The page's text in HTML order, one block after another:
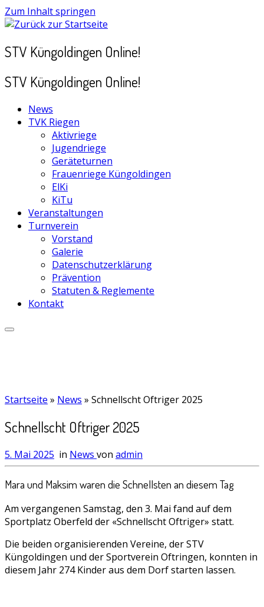
Zum Inhalt springen
STV Küngoldingen Online!
STV Küngoldingen Online!
News
TVK Riegen
Aktivriege
Jugendriege
Geräteturnen
Frauenriege Küngoldingen
ElKi
KiTu
Veranstaltungen
Turnverein
Vorstand
Galerie
Datenschutzerklärung
Prävention
Statuten & Reglemente
Kontakt
Startseite » News » Schnellscht Oftriger 2025
Schnellscht Oftriger 2025
5. Mai 2025 in News von admin
Mara und Maksim waren die Schnellsten an diesem Tag
Am vergangenen Samstag, den 3. Mai fand auf dem
Sportplatz Oberfeld der «Schnellscht Oftriger» statt.
Die beiden organisierenden Vereine, der STV
Küngoldingen und der Sportverein Oftringen, konnten in
diesem Jahr 274 Kinder aus dem Dorf starten lassen.